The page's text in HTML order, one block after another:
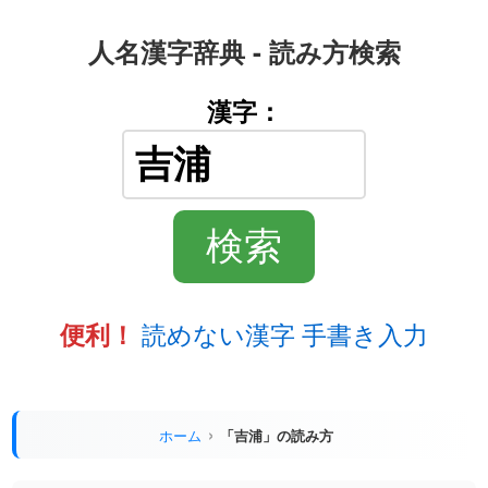
人名漢字辞典 - 読み方検索
漢字：
便利！ 読めない漢字 手書き入力
ホーム 「吉浦」の読み方